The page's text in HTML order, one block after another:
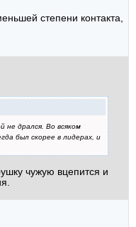
степени контакта,
не дрался. Во всяком
был скорее в лидерах, и
чужую вцепится и